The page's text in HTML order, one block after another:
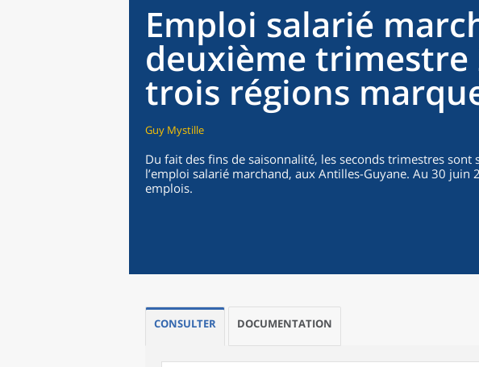
Emploi salarié
deuxième trimestre
trois régions
Guy Mystille
Du fait des fins de saisonnalité, les seconds trimestres
l’emploi salarié marchand, aux Antilles-Guyane. Au 30 juin
emplois.
CONSULTER DOCUMENTATION